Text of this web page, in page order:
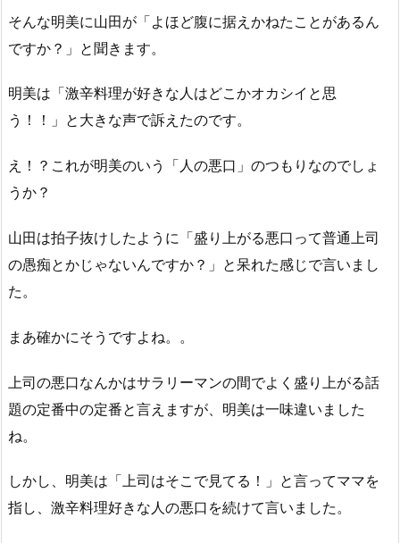
そんな明美に山田が「よほど腹に据えかねたことがあるん
ですか？」と聞きます。
明美は「激辛料理が好きな人はどこかオカシイと思
う！！」と大きな声で訴えたのです。
え！？これが明美のいう「人の悪口」のつもりなのでしょ
うか？
山田は拍子抜けしたように「盛り上がる悪口って普通上司
の愚痴とかじゃないんですか？」と呆れた感じで言いまし
た。
まあ確かにそうですよね。。
上司の悪口なんかはサラリーマンの間でよく盛り上がる話
題の定番中の定番と言えますが、明美は一味違いました
ね。
しかし、明美は「上司はそこで見てる！」と言ってママを
指し、激辛料理好きな人の悪口を続けて言いました。